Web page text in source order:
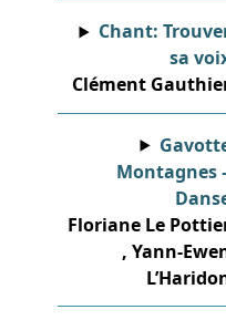
Chant:
sa
Clément
Montagnes
Floriane Le
, Yann-